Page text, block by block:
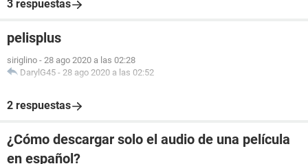
3 respuestas
pelisplus
siriglino - 28 ago 2020 a las 02:28
DarylG45 - 28 ago 2020 a las 02:52
2 respuestas
¿Cómo descargar solo el audio de una película
en español?